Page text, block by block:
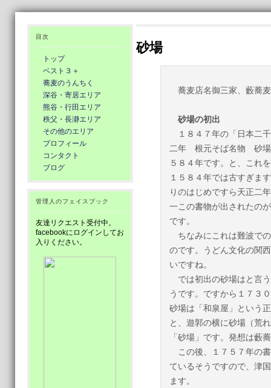
目次
トップ
ベスト３＋
蕎麦のうんちく
深谷・寄居エリア
熊谷・行田エリア
秩父・長瀞エリア
その他のエリア
プロフィール
コンタクト
ブログ
管理人のフェイスブック
友達リクエスト受付中。
facebookにログインしてお
入りください。
砂場
蕎麦店名御三家、藪蕎
砂場の初出
１８４７年の「日本二
二年 根元そば名物 砂場
５８４年です。と、これ
１５８４年では古すぎま
りのはじめですら天正二
一この書物が出されたの
です。
ちなみにこれは難波で
のです。うどん文化の関
いですね。
では初出の砂場はと言
うです。ですから１７３
砂場は「和泉屋」という
と、遊郭の横に砂場（荒
「砂場」です。発想は藪
この後、１７５７年の
ているそうですので、津
ます。